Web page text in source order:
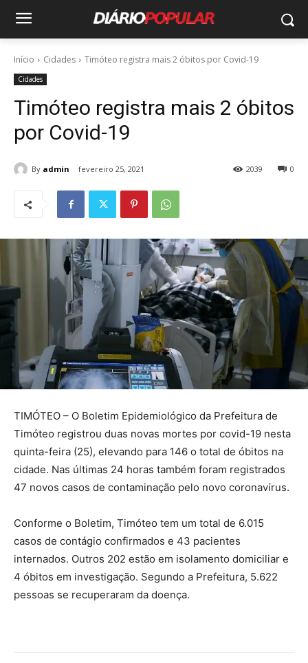
Início Cidades Timóteo registra mais 2 óbitos por Covid-19
Cidades
Timóteo registra mais 2 óbitos
por Covid-19
By admin fevereiro 25, 2021 0
2039
TIMÓTEO – O Boletim Epidemiológico da Prefeitura de
Timóteo registrou duas novas mortes por covid-19 nesta
quinta-feira (25), elevando para 146 o total de óbitos na
cidade. Nas últimas 24 horas também foram registrados
47 novos casos de contaminação pelo novo coronavírus.
Conforme o Boletim, Timóteo tem um total de 6.015
casos de contágio confirmados e 43 pacientes
internados. Outros 202 estão em isolamento domiciliar e
4 óbitos em investigação. Segundo a Prefeitura, 5.622
pessoas se recuperaram da doença.